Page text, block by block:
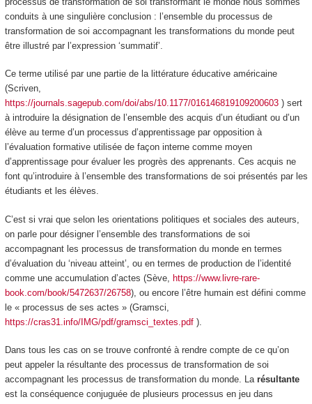
conduits à une singulière conclusion : l’ensemble du processus de
transformation de soi accompagnant les transformations du monde peut
être illustré par l’expression ‘summatif’.
Ce terme utilisé par une partie de la littérature éducative américaine
(Scriven,
https://journals.sagepub.com/doi/abs/10.1177/016146819109200603) sert
à introduire la désignation de l’ensemble des acquis d’un étudiant ou d’un
élève au terme d’un processus d’apprentissage par opposition à
l’évaluation formative utilisée de façon interne comme moyen
d’apprentissage pour évaluer les progrès des apprenants. Ces acquis ne
font qu’introduire à l’ensemble des transformations de soi présentés par les
étudiants et les élèves.
C’est si vrai que selon les orientations politiques et sociales des auteurs,
on parle pour désigner l’ensemble des transformations de soi
accompagnant les processus de transformation du monde en termes
d’évaluation du ‘niveau atteint’, ou en termes de production de l’identité
comme uneaccumulation d’actes (Sève, https://www.livre-rare-
book.com/book/5472637/26758), ou encore l’être humain est défini comme
le « processus de ses actes » (Gramsci,
https://cras31.info/IMG/pdf/gramsci_textes.pdf).
Dans tous les cas on se trouve confronté à rendre compte de ce qu’on
peut appeler la résultantedes processus de transformation de soi
accompagnant les processus de transformation du monde. La résultante
est la conséquence conjuguée de plusieurs processus en jeu dans